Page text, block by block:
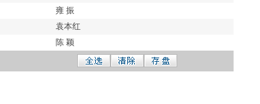
雍 振
袁本红
陈 颖